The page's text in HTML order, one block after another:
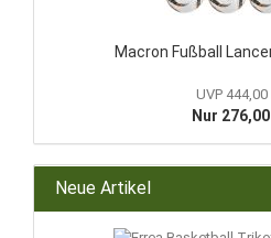
Macron Fußball
UVP 444,00
Nur 276,00
Neue Artikel